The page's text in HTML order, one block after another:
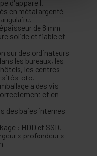
d'appareil.
en métal argenté
de 8 mm
solide et fiable et
sur des ordinateurs
les bureaux, les
les centres
etc.
a des vis
et en
des baies internes
: HDD et SSD.
x profondeur x